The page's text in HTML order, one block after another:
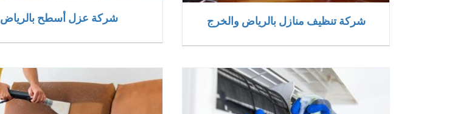
شركة تنظيف منازل بالرياض والخرج شركة عزل أسطح بالرياض